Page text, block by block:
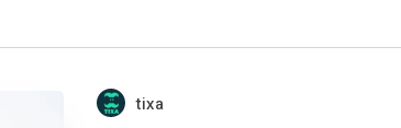
tixa